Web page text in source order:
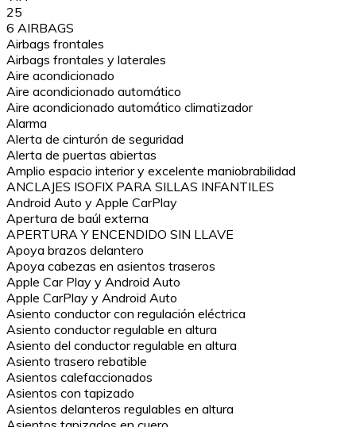
25
6 AIRBAGS
Airbags frontales
Airbags frontales y laterales
Aire acondicionado
Aire acondicionado automático
Aire acondicionado automático climatizador
Alarma
Alerta de cinturón de seguridad
Alerta de puertas abiertas
Amplio espacio interior y excelente maniobrabilidad
ANCLAJES ISOFIX PARA SILLAS INFANTILES
Android Auto y Apple CarPlay
Apertura de baúl externa
APERTURA Y ENCENDIDO SIN LLAVE
Apoya brazos delantero
Apoya cabezas en asientos traseros
Apple Car Play y Android Auto
Apple CarPlay y Android Auto
Asiento conductor con regulación eléctrica
Asiento conductor regulable en altura
Asiento del conductor regulable en altura
Asiento trasero rebatible
Asientos calefaccionados
Asientos con tapizado
Asientos delanteros regulables en altura